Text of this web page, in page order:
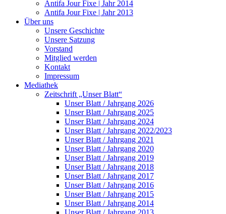
Antifa Jour Fixe | Jahr 2014
Antifa Jour Fixe | Jahr 2013
Über uns
Unsere Geschichte
Unsere Satzung
Vorstand
Mitglied werden
Kontakt
Impressum
Mediathek
Zeitschrift „Unser Blatt“
Unser Blatt / Jahrgang 2026
Unser Blatt / Jahrgang 2025
Unser Blatt / Jahrgang 2024
Unser Blatt / Jahrgang 2022/2023
Unser Blatt / Jahrgang 2021
Unser Blatt / Jahrgang 2020
Unser Blatt / Jahrgang 2019
Unser Blatt / Jahrgang 2018
Unser Blatt / Jahrgang 2017
Unser Blatt / Jahrgang 2016
Unser Blatt / Jahrgang 2015
Unser Blatt / Jahrgang 2014
Unser Blatt / Jahrgang 2013